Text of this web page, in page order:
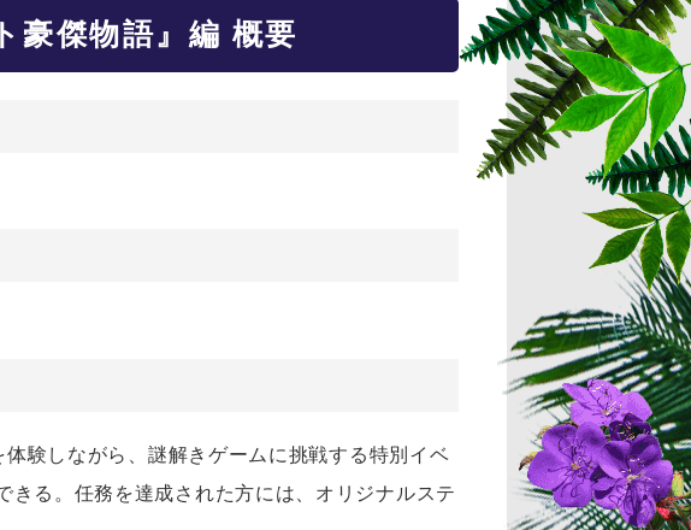
豪傑物語』編 概要
験しながら、謎解きゲームに挑戦する特別イベ
る。任務を達成された方には、オリジナルステ